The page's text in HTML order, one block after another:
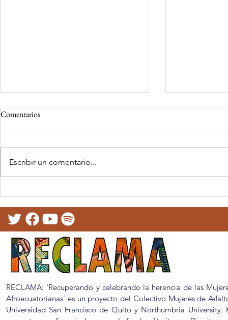
Presentacion de la Caja de
Herramientas Etnoeducativa
Comentarios
Escribir un comentario...
RECLAMA: 'Recuperando y celebrando la herencia de las
Afroecuatorianas’ es un proyecto del Colectivo Mujeres de
Universidad San Francisco de Quito y Northumbria University.